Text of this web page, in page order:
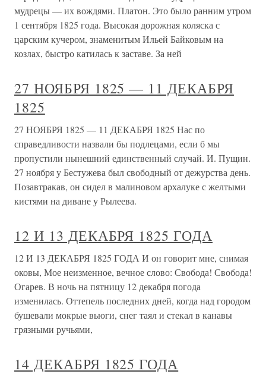
мудрецы — их вождями. Платон. Это было ранним утром
1 сентября 1825 года. Высокая дорожная коляска с
царским кучером, знаменитым Ильей Байковым на
козлах, быстро катилась к заставе. За ней
27 НОЯБРЯ 1825 — 11 ДЕКАБРЯ
1825
27 НОЯБРЯ 1825 — 11 ДЕКАБРЯ 1825 Нас по
справедливости назвали бы подлецами, если б мы
пропустили нынешний единственный случай. И. Пущин.
27 ноября у Бестужева был свободный от дежурства день.
Позавтракав, он сидел в малиновом архалуке с желтыми
кистями на диване у Рылеева.
12 И 13 ДЕКАБРЯ 1825 ГОДА
12 И 13 ДЕКАБРЯ 1825 ГОДА И он говорит мне, снимая
оковы, Мое неизменное, вечное слово: Свобода! Свобода!
Огарев. В ночь на пятницу 12 декабря погода
изменилась. Оттепель последних дней, когда над городом
бушевали мокрые вьюги, снег таял и стекал в канавы
грязными ручьями,
14 ДЕКАБРЯ 1825 ГОДА